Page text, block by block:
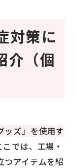
対策に
介（個
ッズ」を使用す
こでは、工場・
つアイテムを紹